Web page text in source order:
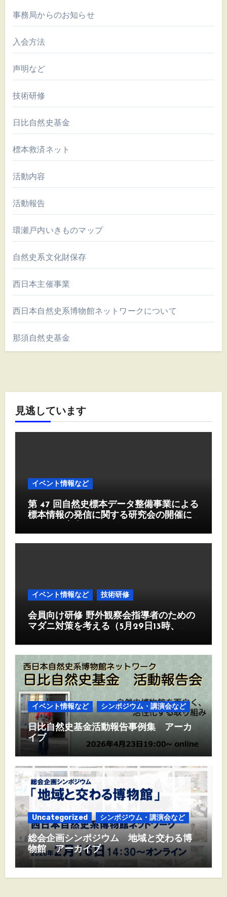
事務局からのお知らせ
入会方法
声明など
技術研修
日比自然史基金
標本救済ネット
活動内容
活動報告
環瀬戸内いきものマップ
自然史系文化財保存
西日本主催事業
西日本自然史系博物館ネットワークについて
那須自然史基金
見逃しています
イベント情報など
第 47 回自然史標本データ整備事業による
標本情報の発信に関する研究会の開催に
イベント情報など 技術研修
会員向け研修 野外観察会指導者のための
マダニ対策を考える（5月29日13時、
イベント情報など シンポジウム・講演会など
日比自然史基金活動報告事例集 アーカ
イブ
Uncategorized シンポジウム・講演会など
総会企画シンポジウム 地域と交わる博
物館 アーカイブ